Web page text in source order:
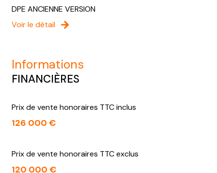
DPE ANCIENNE VERSION
Voir le détail
informations
FINANCIÈRES
Prix de vente honoraires TTC inclus
126 000 €
Prix de vente honoraires TTC exclus
120 000 €